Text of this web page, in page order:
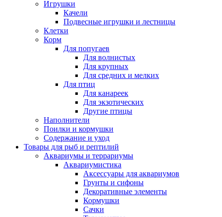
Игрушки
Качели
Подвесные игрушки и лестницы
Клетки
Корм
Для попугаев
Для волнистых
Для крупных
Для средних и мелких
Для птиц
Для канареек
Для экзотических
Другие птицы
Наполнители
Поилки и кормушки
Содержание и уход
Товары для рыб и рептилий
Аквариумы и террариумы
Аквариумистика
Аксессуары для аквариумов
Грунты и сифоны
Декоративные элементы
Кормушки
Сачки